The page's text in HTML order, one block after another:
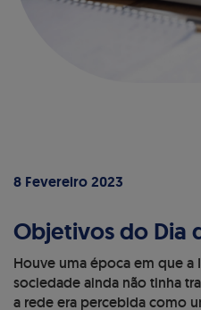
8 Fevereiro 2023
Objetivos do Dia
Houve uma época em que a
sociedade ainda não tinha
a rede era percebida como